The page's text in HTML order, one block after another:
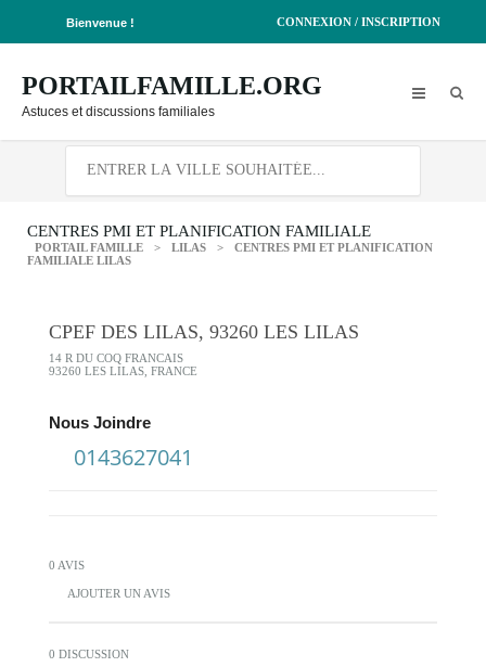
Bienvenue ! CONNEXION / INSCRIPTION
PORTAILFAMILLE.ORG
Astuces et discussions familiales
CENTRES PMI ET PLANIFICATION FAMILIALE
PORTAIL FAMILLE > LILAS >
CENTRES PMI ET PLANIFICATION
FAMILIALE LILAS
CPEF DES LILAS, 93260 LES LILAS
14 R DU COQ FRANCAIS
93260 LES LILAS, FRANCE
Nous Joindre
0143627041
0 AVIS
AJOUTER UN AVIS
0 DISCUSSION